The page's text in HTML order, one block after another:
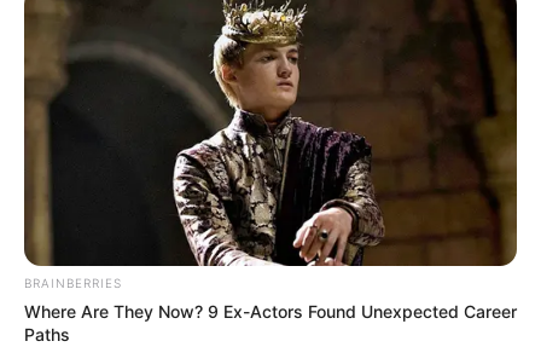
BRAINBERRIES
Where Are They Now? 9 Ex-Actors Found Unexpected Career
Paths